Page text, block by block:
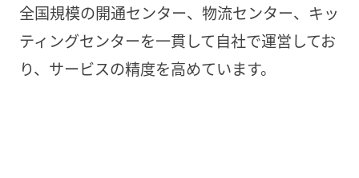
全国規模の開通センター、物流センター、キッ
ティングセンターを一貫して自社で運営してお
り、サービスの精度を高めています。